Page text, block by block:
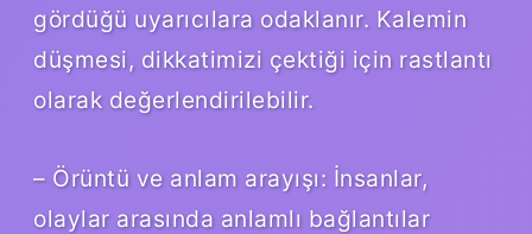
gördüğü uyarıcılara odaklanır. Kalemin
düşmesi, dikkatimizi çektiği için rastlantı
olarak değerlendirilebilir.
– Örüntü ve anlam arayışı: İnsanlar,
olaylar arasında anlamlı bağlantılar